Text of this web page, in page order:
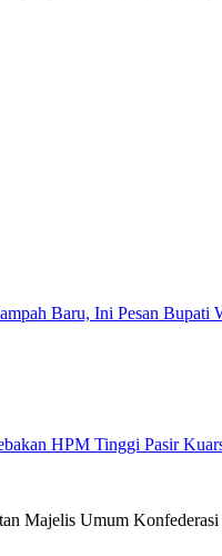
Baru, Ini Pesan Bupati
HPM Tinggi Pasir